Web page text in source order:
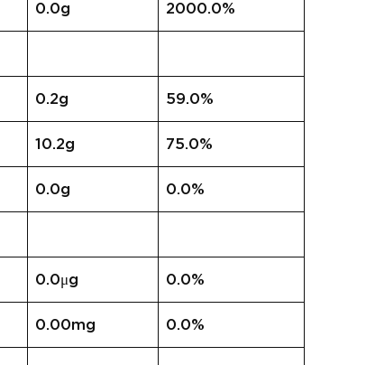
0.0g 2000.0%
0.2g 59.0%
10.2g 75.0%
0.0g 0.0%
0.0μg 0.0%
0.00mg 0.0%